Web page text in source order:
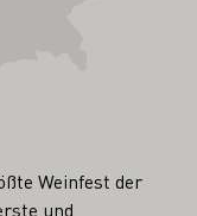
Weinfest der
und